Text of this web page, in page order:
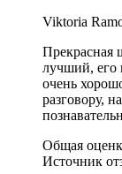
Viktoria
Прекрасная
лучший, его
очень
разговору,
Общая
Источник